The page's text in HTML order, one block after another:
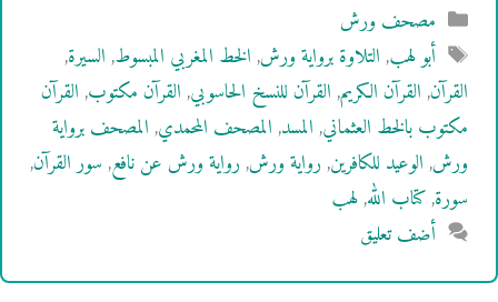
التصنيفات
مصحف ورش
الوسوم
أبو لهب,التلاوة برواية ورش,الخط المغربي المبسوط,السيرة,
القرآن,القرآن الكريم,القرآن للنسخ الحاسوبي,القرآن مكتوب,القرآن
مكتوب بالخط العثماني,المسد,المصحف المحمدي,المصحف برواية
ورش,الوعيد للكافرين,رواية ورش,رواية ورش عن نافع,سور القرآن,
سورة,كتاب الله,لهب
أضف تعليق